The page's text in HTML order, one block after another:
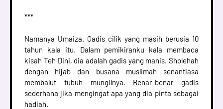
***
Namanya Umaiza. Gadis cilik yang masih berusia 10
tahun kala itu. Dalam pemikiranku kala membaca
kisah Teh Dini, dia adalah gadis yang manis. Sholehah
dengan hijab dan busana muslimah senantiasa
membalut tubuh mungilnya. Benar-benar gadis
sederhana jika mengingat apa yang dia pinta sebagai
hadiah.